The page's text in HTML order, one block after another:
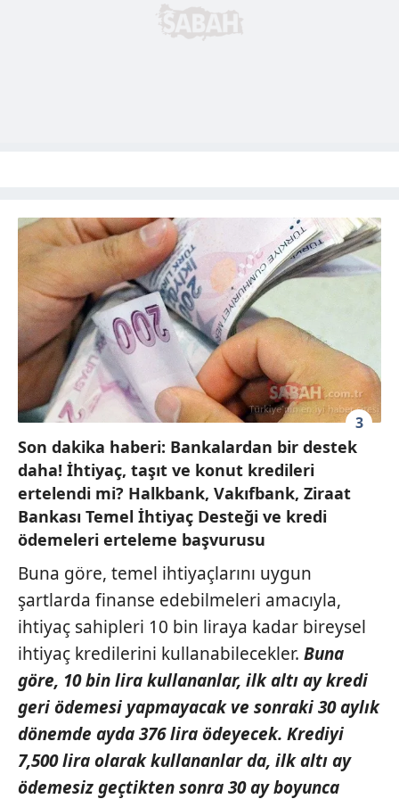
Sitemizde kendimize ve üçüncü kişilere ait çerezler
kullanılmaktadır. Bu çerezler vasıtasıyla çeşitli kişisel
vasıtasıyla belirleyebilirsiniz. Çerezlere ilişkin detaylı bilgi
için Ayarlar butonuna tıklayabilir, Çerez Bilgilendirme
Metnimizi ziyaret edebilirsiniz.
6698 sayılı Kişisel Verilerin Korunması Kanunu uyarınca
hazırlanmış Aydınlatma Metnimizi okumak ve sitemizde
ilgili mevzuata uygun olarak kullanılan çerezlerle ilgili bilgi
almak için lütfentıklayınız.
3
Son dakika haberi: Bankalardan bir destek
daha! İhtiyaç, taşıt ve konut kredileri
ertelendi mi? Halkbank, Vakıfbank, Ziraat
Bankası Temel İhtiyaç Desteği ve kredi
ödemeleri erteleme başvurusu
Buna göre, temel ihtiyaçlarını uygun
şartlarda finanse edebilmeleri amacıyla,
ihtiyaç sahipleri 10 bin liraya kadar bireysel
ihtiyaç kredilerini kullanabilecekler. Buna
göre, 10 bin lira kullananlar, ilk altı ay kredi
geri ödemesi yapmayacak ve sonraki 30 aylık
dönemde ayda 376 lira ödeyecek. Krediyi
7,500 lira olarak kullananlar da, ilk altı ay
ödemesiz geçtikten sonra 30 ay boyunca